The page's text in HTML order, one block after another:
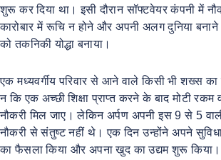
शुरू कर दिया था। इसी दौरान सॉफ्टवेयर कंपनी में
कारोबार में रूचि न होने और अपनी अलग दुनिया बनाने
को तकनिकी योद्धा बनाया।
एक मध्यवर्गीय परिवार से आने वाले किसी भी शख्स का
न कि एक अच्छी शिक्षा प्राप्त करने के बाद मोटी रकम
नौकरी मिल जाए। लेकिन अर्पण अपनी इस 9 से 5
नौकरी से संतुष्ट नहीं थे। एक दिन उन्होंने अपने
का फैसला किया और अपना खुद का उद्यम शुरू